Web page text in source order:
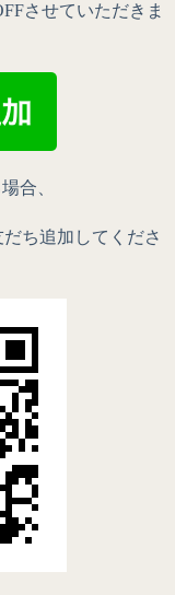
させていただきま
合、
ち追加してくださ